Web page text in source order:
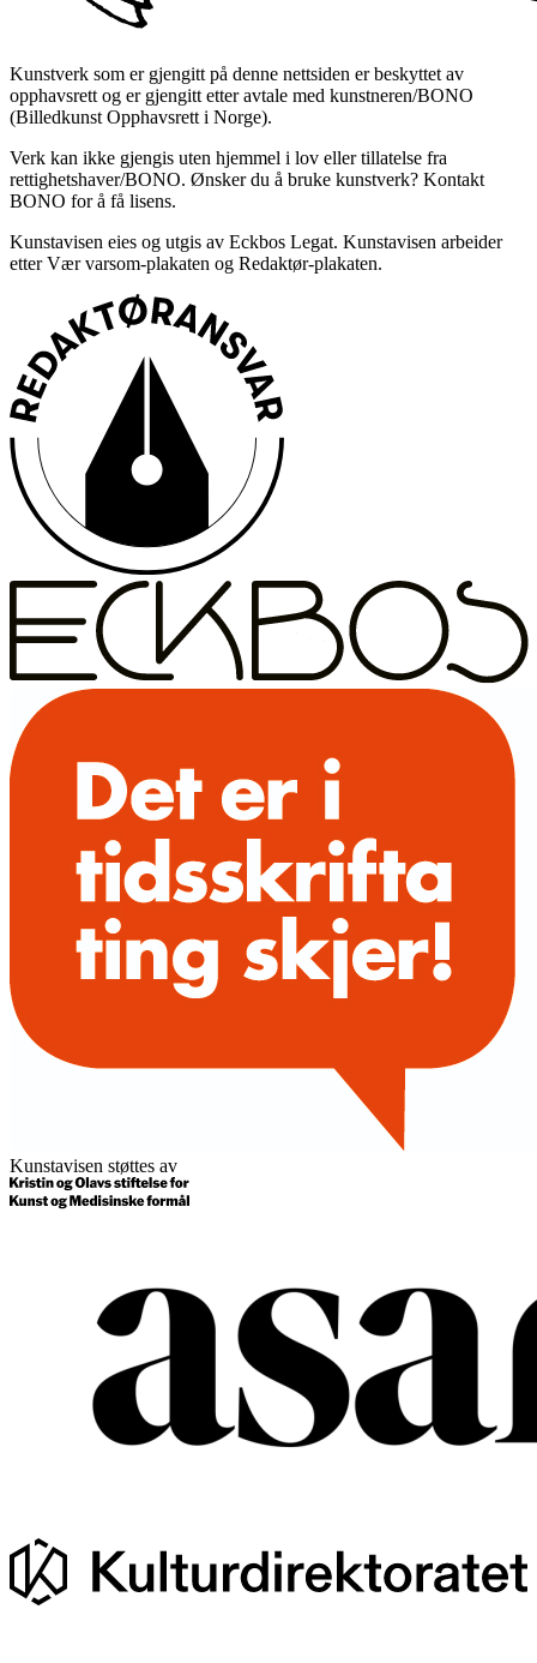
Kunstverk som er gjengitt på denne nettsiden er beskyttet av
opphavsrett og er gjengitt etter avtale med kunstneren/BONO
(Billedkunst Opphavsrett i Norge).
Verk kan ikke gjengis uten hjemmel i lov eller tillatelse fra
rettighetshaver/BONO. Ønsker du å bruke kunstverk? Kontakt
BONO for å få lisens.
Kunstavisen eies og utgis av Eckbos Legat. Kunstavisen arbeider
etter Vær varsom-plakaten og Redaktør-plakaten.
Kunstavisen støttes av